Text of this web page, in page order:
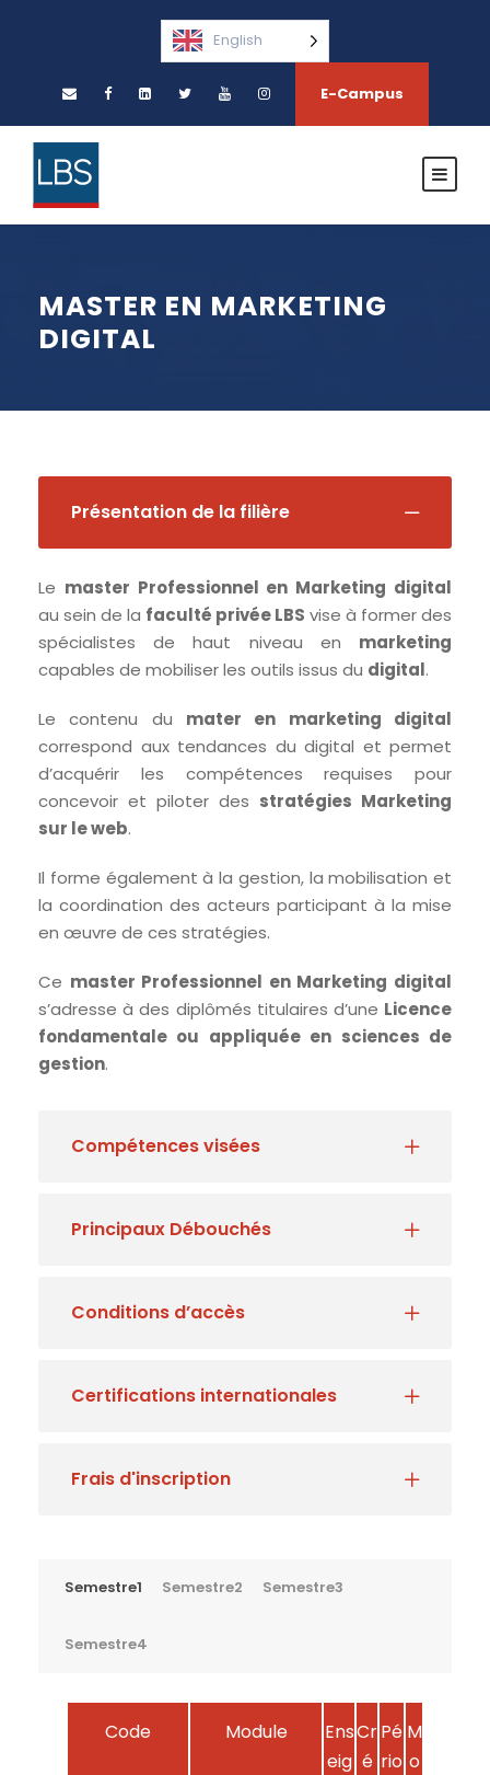
English
E-Campus
MASTER EN MARKETING
DIGITAL
Présentation de la filière
Le master Professionnel en Marketing digital
au sein de la faculté privée LBS vise à former des
spécialistes de haut niveau en marketing
capables de mobiliser les outils issus du digital.
Le contenu du mater en marketing digital
correspond aux tendances du digital et permet
d’acquérir les compétences requises pour
concevoir et piloter des stratégies Marketing
sur le web.
Il forme également à la gestion, la mobilisation et
la coordination des acteurs participant à la mise
en œuvre de ces stratégies.
Ce master Professionnel en Marketing digital
s’adresse à des diplômés titulaires d’une Licence
fondamentale ou appliquée en sciences de
gestion.
Compétences visées
Principaux Débouchés
Conditions d’accès
Certifications internationales
Frais d'inscription
Semestre1 Semestre2 Semestre3
Semestre4
Code Module
Ens
eig
Cr
é
Pé
rio
M
o